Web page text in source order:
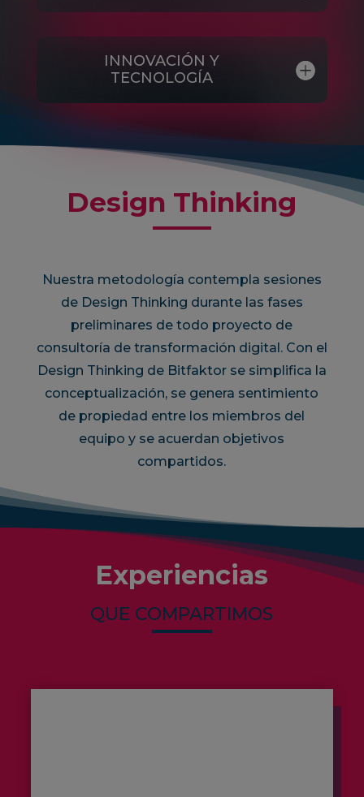
INNOVACIÓN Y
TECNOLOGÍA
Design Thinking
Nuestra metodología contempla sesiones
de Design Thinking durante las fases
preliminares de todo proyecto de
consultoría de transformación digital. Con el
Design Thinking de Bitfaktor se simplifica la
conceptualización, se genera sentimiento
de propiedad entre los miembros del
equipo y se acuerdan objetivos
compartidos.
Experiencias
QUE COMPARTIMOS